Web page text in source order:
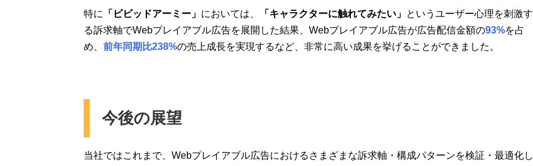
特に 「ビビッドアーミー」 においては、 「キャラクターに触れてみたい」 というユーザー心理を刺激す
る訴求軸でWebプレイアブル広告を展開した結果、Webプレイアブル広告が広告配信金額の93%を占
め、 前年同期比238%の売上成長を実現するなど、非常に高い成果を挙げることができました。
今後の展望
当社ではこれまで、Webプレイアブル広告におけるさまざまな訴求軸・構成パターンを検証・最適化し